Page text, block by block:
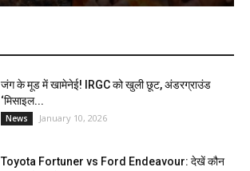
जंग के मूड में खामेनेई! IRGC को खुली छूट, अंडरग्राउंड
‘मिसाइल...
News January 10, 2026
Toyota Fortuner vs Ford Endeavour: देखें कौन